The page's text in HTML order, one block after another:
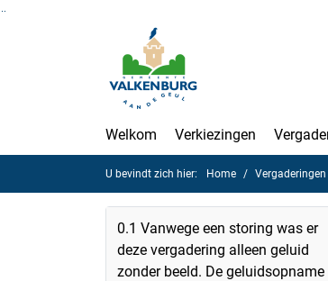
Welkom Verkiezingen
U bevindt zich hier: Home Vergaderingen
0.1 Vanwege een storing was er
deze vergadering alleen geluid
zonder beeld. De geluidsopname